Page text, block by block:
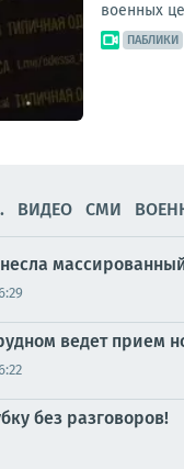
военных
ПАБЛИКИ
ВИДЕО СМИ
ведет прием
без разговоров!